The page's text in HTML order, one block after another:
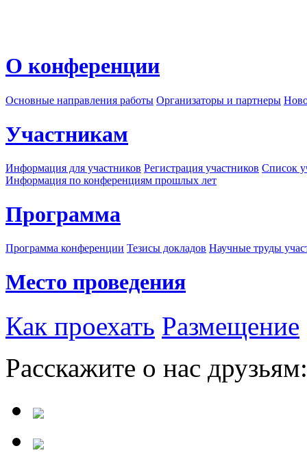
О конференции
Основные направления работы Организаторы и партнеры
Участникам
Информация для участников Регистрация участников Список
Информация по конференциям прошлых лет
Программа
Программа конференции Тезисы докладов Научные труды
Место проведения
Как проехать Размещение
Расскажите о нас друзьям: